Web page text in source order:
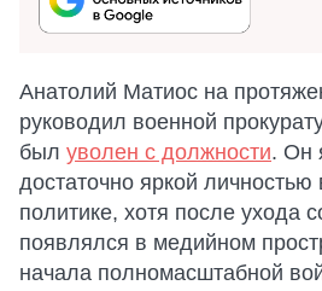
Анатолий Матиос на
руководил военной
был уволен с должности. Он
достаточно яркой личностью
политике, хотя после ухода
появлялся в медийном
начала полномасштабной